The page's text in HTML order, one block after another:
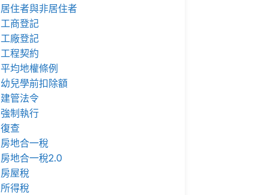
居住者與非居住者
工商登記
工廠登記
工程契約
平均地權條例
幼兒學前扣除額
建管法令
強制執行
復查
房地合一稅
房地合一稅2.0
房屋稅
所得稅